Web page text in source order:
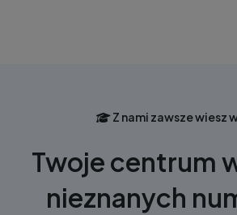
Z nami zawsze wiesz
Twoje centrum
nieznanych